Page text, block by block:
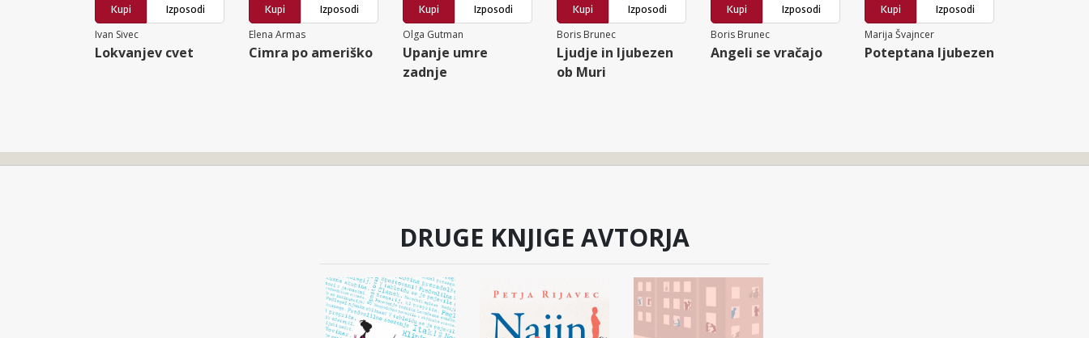
Kupi
Izposodi
Ivan Sivec
Lokvanjev cvet
Kupi
Izposodi
Elena Armas
Cimra po ameriško
Kupi
Izposodi
Olga Gutman
Upanje umre
zadnje
Kupi
Izposodi
Boris Brunec
Ljudje in ljubezen
ob Muri
Kupi
Izposodi
Boris Brunec
Angeli se vračajo
Kupi
Izposodi
Marija Švajncer
Poteptana ljubezen
DRUGE KNJIGE AVTORJA